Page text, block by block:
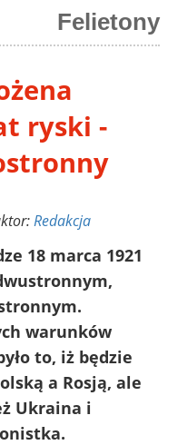
Felietony
ryski -
Redakcja
18 marca 1921
warunków
to, iż będzie
a Rosją, ale
Ukraina i